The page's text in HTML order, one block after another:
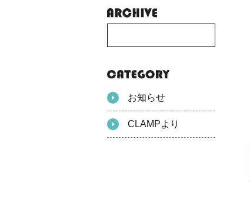
お知らせ
CLAMPより